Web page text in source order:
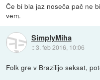
Če bi bla jaz noseča pač ne
vem.
SimplyMiha
::3. feb 2016, 10:06
Folk gre v Brazilijo seksat,